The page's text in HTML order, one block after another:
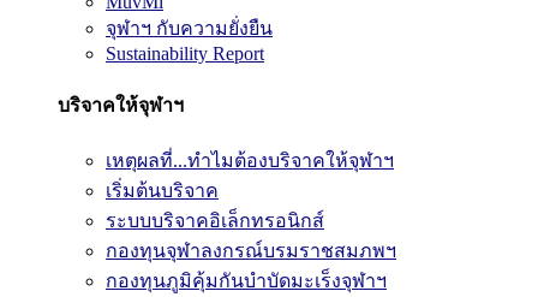
จุฬาฯ กับความยั่งยืน
Sustainability Report
บริจาคให้จุฬาฯ
เหตุผลที่...ทำไมต้องบริจาคให้จุฬาฯ
เริ่มต้นบริจาค
ระบบบริจาคอิเล็กทรอนิกส์
กองทุนจุฬาลงกรณ์บรมราชสมภพฯ
กองทุนภูมิคุ้มกันบำบัดมะเร็งจุฬาฯ